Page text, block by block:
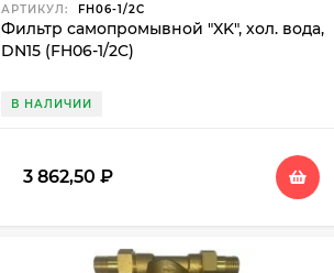
АРТИКУЛ: FH06-1/2C
Фильтр самопромывной "XK", хол. вода,
DN15 (FH06-1/2C)
В НАЛИЧИИ
3 862,50₽